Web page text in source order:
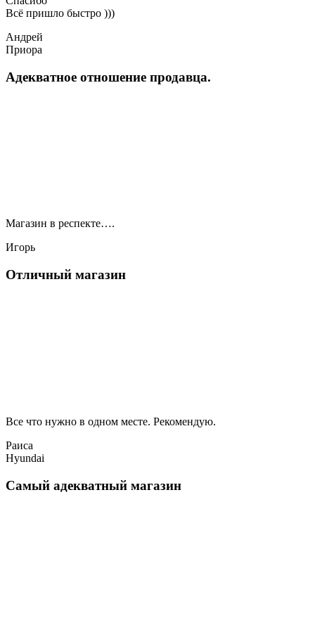
Всё пришло быстро )))
Андрей
Приора
Адекватное отношение продавца.
Магазин в респекте….
Игорь
Отличный магазин
Все что нужно в одном месте. Рекомендую.
Раиса
Hyundai
Самый адекватный магазин